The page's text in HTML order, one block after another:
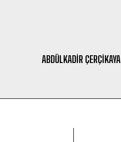
ABDÜLKADIR ÇERÇİKAYA